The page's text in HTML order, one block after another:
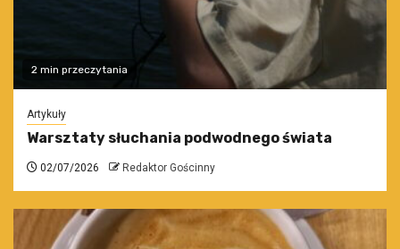
2 min przeczytania
Artykuły
Warsztaty słuchania podwodnego świata
02/07/2026 Redaktor Gościnny